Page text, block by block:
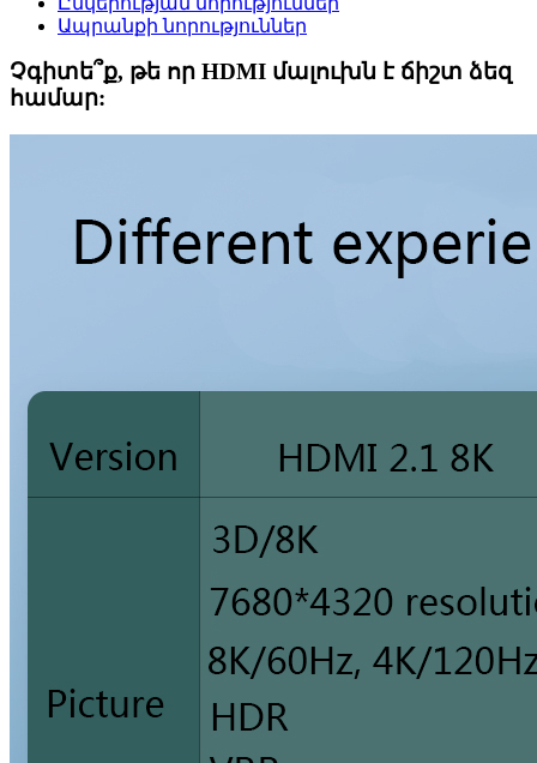
Ապրանքի նորություններ
Չգիտե՞ք, թե որ HDMI մալուխն է ճիշտ ձեզ
համար: